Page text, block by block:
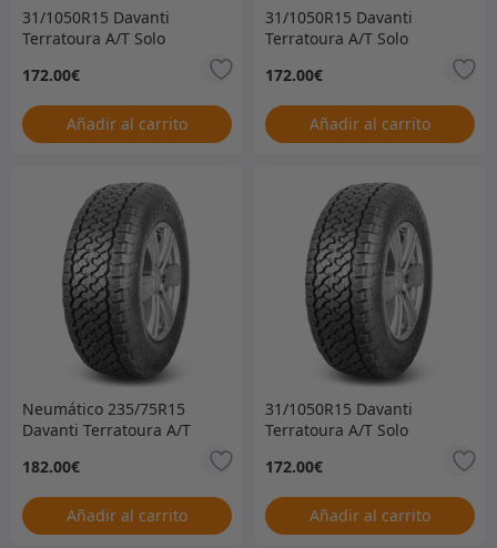
31/1050R15 Davanti
Terratoura A/T Solo
ACTUALMENTE AGOTADO
– SIN FECHA DE
VENCIMIENTO –
31/1050R15DAVTT
172.00€
Añadir al carrito
31/1050R15 Davanti
Terratoura A/T Solo
ACTUALMENTE AGOTADO
– SIN FECHA DE
VENCIMIENTO –
31/1050R15DAVTT
172.00€
Añadir al carrito
Neumático 235/75R15
Davanti Terratoura A/T
182.00€
Añadir al carrito
31/1050R15 Davanti
Terratoura A/T Solo
ACTUALMENTE AGOTADO
– SIN FECHA DE
VENCIMIENTO –
31/1050R15DAVTT
172.00€
Añadir al carrito